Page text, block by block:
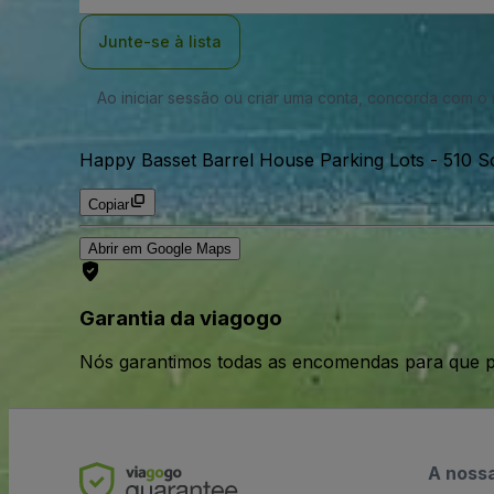
Junte-se à lista
Ao iniciar sessão ou criar uma conta, concorda com o
Happy Basset Barrel House Parking Lots - 510
Copiar
Abrir em Google Maps
Garantia da viagogo
Nós garantimos todas as encomendas para
A